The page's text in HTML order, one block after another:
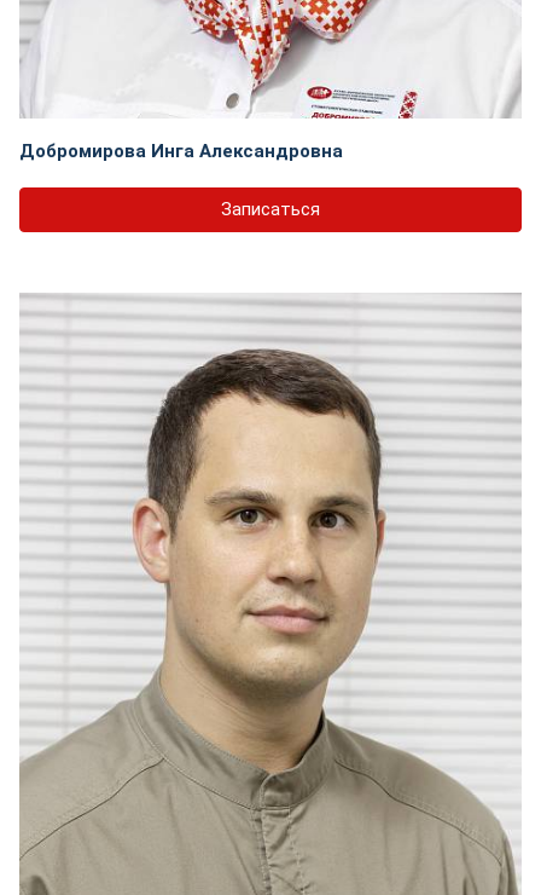
Добромирова Инга Александровна
Записаться